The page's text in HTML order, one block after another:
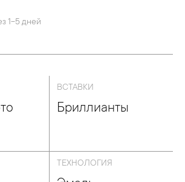
1-5 дней
ВСТАВКИ
Бриллианты
ТЕХНОЛОГИЯ